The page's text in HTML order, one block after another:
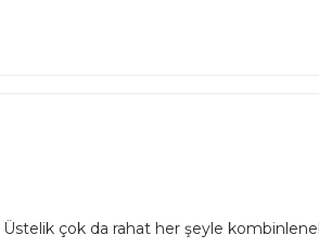
çok da rahat her şeyle